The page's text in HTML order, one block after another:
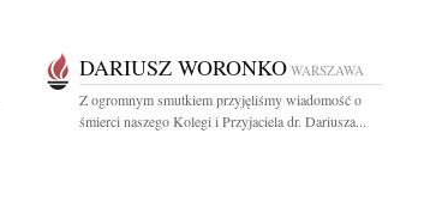
DARIUSZ WORONKO WARSZAWA
Z ogromnym smutkiem przyjęliśmy wiadomość o
śmierci naszego Kolegi i Przyjaciela dr. Dariusza...